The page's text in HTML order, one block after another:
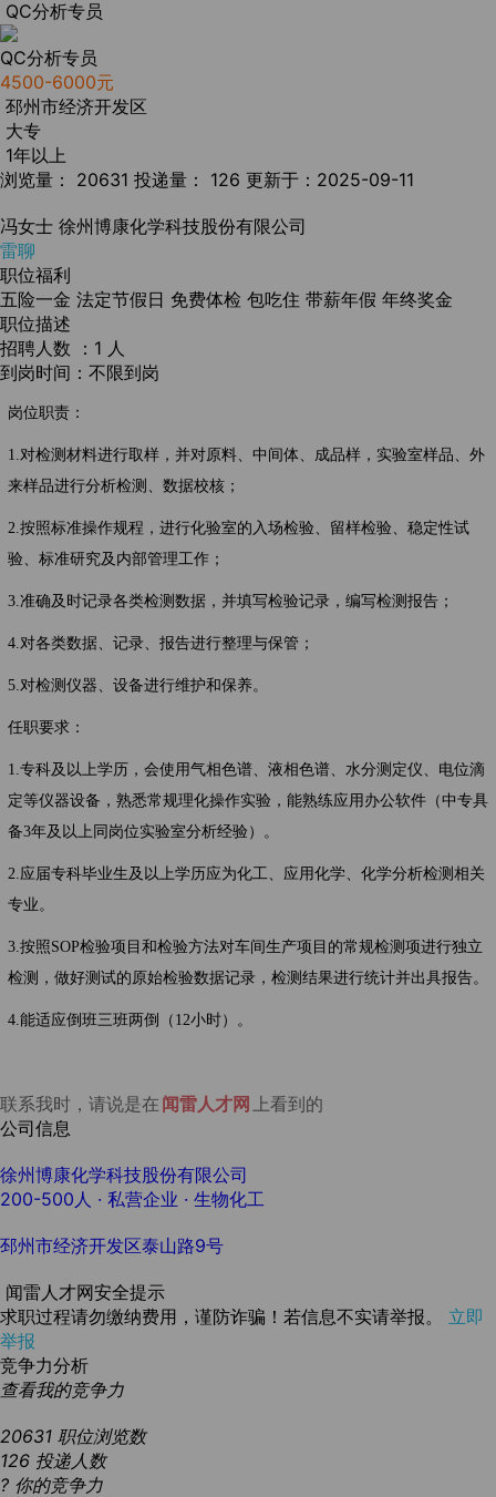
QC分析专员
QC分析专员
4500-6000元
邳州市经济开发区
大专
1年以上
浏览量： 20631 投递量： 126 更新于：2025-09-11
冯女士 徐州博康化学科技股份有限公司
雷聊
职位福利
五险一金 法定节假日 免费体检 包吃住 带薪年假 年终奖金
职位描述
招聘人数 ：1 人
到岗时间：不限到岗
岗位职责：
1.对检测材料进行取样，并对原料、中间体、成品样，实验室样品、外
来样品进行分析检测、数据校核；
2.按照标准操作规程，进行化验室的入场检验、留样检验、稳定性试
验、标准研究及内部管理工作；
3.准确及时记录各类检测数据，并填写检验记录，编写检测报告；
4.对各类数据、记录、报告进行整理与保管；
5.对检测仪器、设备进行维护和保养。
任职要求：
1.专科及以上学历，会使用气相色谱、液相色谱、水分测定仪、电位滴
定等仪器设备，熟悉常规理化操作实验，能熟练应用办公软件（中专具
备3年及以上同岗位实验室分析经验）。
2.应届专科毕业生及以上学历应为化工、应用化学、化学分析检测相关
专业。
3.按照SOP检验项目和检验方法对车间生产项目的常规检测项进行独立
检测，做好测试的原始检验数据记录，检测结果进行统计并出具报告。
4.能适应倒班三班两倒（12小时）。
联系我时，请说是在 闻雷人才网 上看到的
公司信息
徐州博康化学科技股份有限公司
200-500人 · 私营企业 · 生物化工
邳州市经济开发区泰山路9号
闻雷人才网安全提示
求职过程请勿缴纳费用，谨防诈骗！若信息不实请举报。 立即
举报
竞争力分析
查看我的竞争力
20631 职位浏览数
126 投递人数
? 你的竞争力